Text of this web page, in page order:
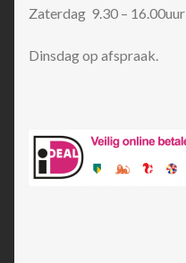
Zaterdag 9.30 – 16.00uur
Dinsdag op afspraak.